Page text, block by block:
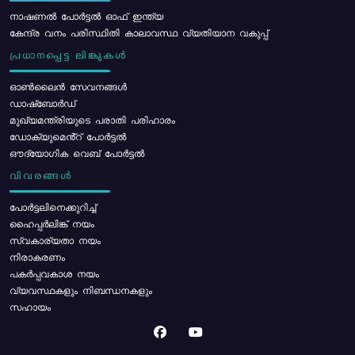
നാഷണൽ പോർട്ടൽ ഓഫ് ഇന്ത്യ
കേന്ദ്ര വനം പരിസ്ഥിതി കാലാവസ്ഥ വ്യതിയാന വകുപ്പ്
പ്രധാനപ്പെട്ട ലിങ്കുകൾ
ഓൺലൈൻ സേവനങ്ങൾ
ഡാഷ്ബോർഡ്
മുഖ്യമന്ത്രിയുടെ പരാതി പരിഹാരം
ഡോക്യുമെൻ്റ് പോർട്ടൽ
ഔദ്യോഗിക വെബ് പോർട്ടൽ
വിവരങ്ങൾ
പോര്‍ട്ടലിനെക്കുറിച്ച്
ഹൈപ്പർലിങ്ക് നയം
സ്വകാര്യതാ നയം
നിരാകരണം
പകർപ്പവകാശ നയം
വ്യവസ്ഥകളും നിബന്ധനകളും
സഹായം